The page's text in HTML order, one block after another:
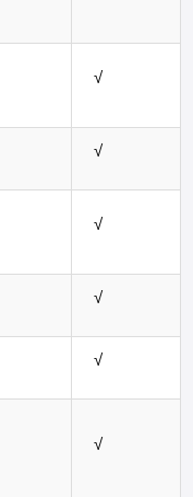
√
√
√
√
√
√